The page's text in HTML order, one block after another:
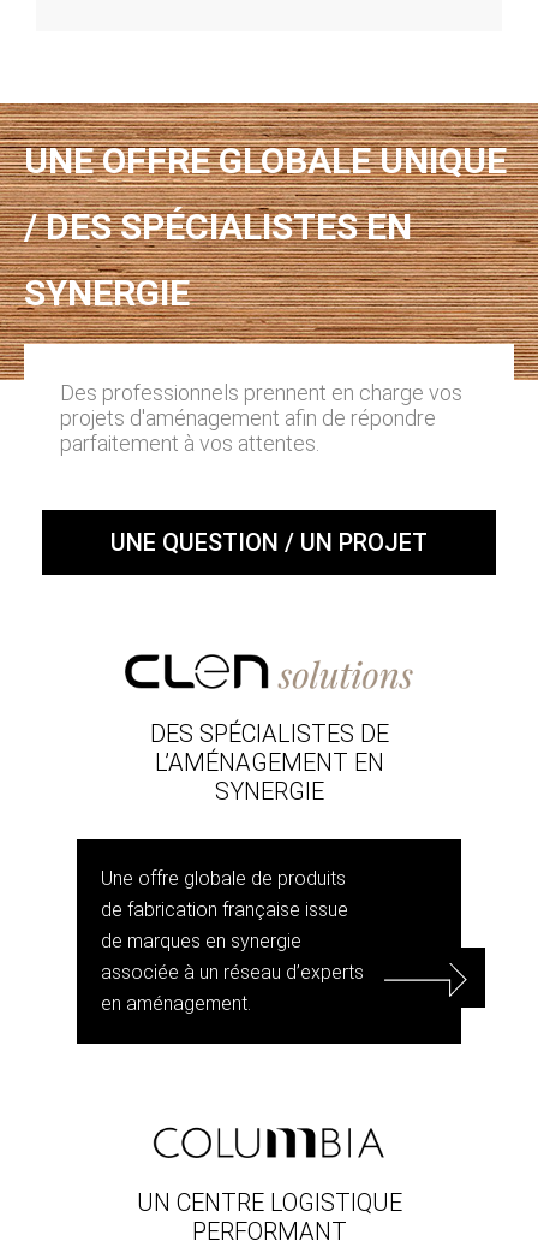
UNE OFFRE GLOBALE UNIQUE
/ DES SPÉCIALISTES EN
SYNERGIE
Des professionnels prennent en charge vos
projets d'aménagement afin de répondre
parfaitement à vos attentes.
UNE QUESTION / UN PROJET
DES SPÉCIALISTES DE
L’AMÉNAGEMENT EN
SYNERGIE
Une offre globale de produits
de fabrication française issue
de marques en synergie
associée à un réseau d’experts
en aménagement.
UN CENTRE LOGISTIQUE
PERFORMANT